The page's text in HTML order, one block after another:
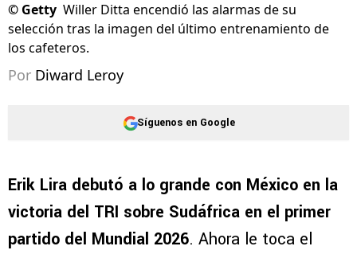
© Getty Willer Ditta encendió las alarmas de su
selección tras la imagen del último entrenamiento de
los cafeteros.
Por Diward Leroy
Síguenos en Google
Erik Lira debutó a lo grande con México en la
victoria del TRI sobre Sudáfrica en el primer
partido del Mundial 2026. Ahora le toca el